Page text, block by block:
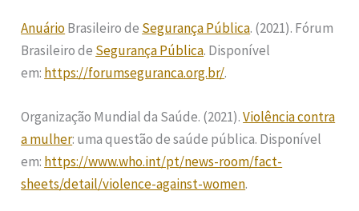
AnuárioBrasileiro de Segurança Pública. (2021). Fórum
Brasileiro de Segurança Pública. Disponível
em: https://forumseguranca.org.br/.
Organização Mundial da Saúde. (2021).Violência contra
a mulher: uma questão de saúde pública. Disponível
em: https://www.who.int/pt/news-room/fact-
sheets/detail/violence-against-women.